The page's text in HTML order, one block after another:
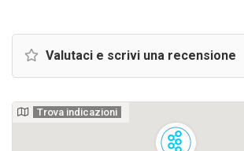
Valutaci e scrivi una recensione
Trova indicazioni